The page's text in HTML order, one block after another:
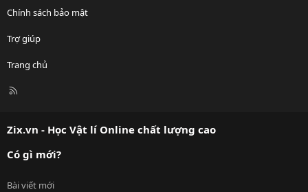
Chính sách bảo mật
Trợ giúp
Trang chủ
R
Zix.vn - Học Vật lí Online chất lượng cao
Có gì mới?
Bài viết mới